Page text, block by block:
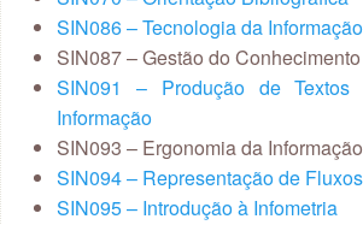
SIN086 – Tecnologia da Informação
SIN087 – Gestão do Conhecimento
SIN091 – Produção de
Informação
SIN093 – Ergonomia da Informação
SIN094 – Representação de
SIN095 – Introdução à Infometria